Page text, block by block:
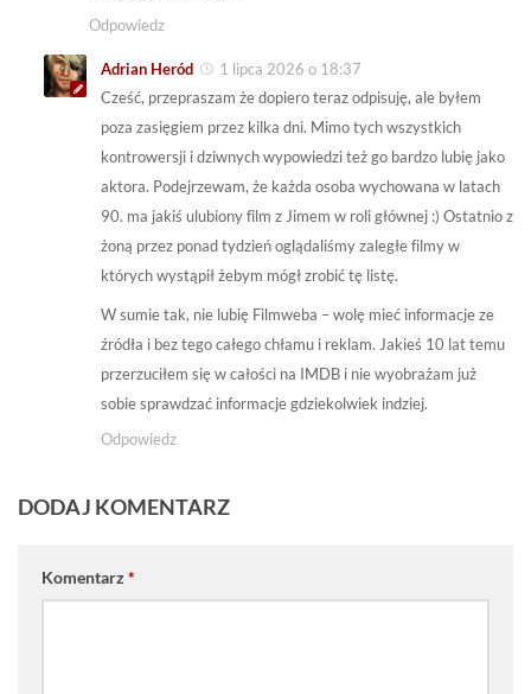
Odpowiedz
Adrian Heród
1 lipca 2026 o 18:37
Cześć, przepraszam że dopiero teraz odpisuję, ale byłem
poza zasięgiem przez kilka dni. Mimo tych wszystkich
kontrowersji i dziwnych wypowiedzi też go bardzo lubię jako
aktora. Podejrzewam, że każda osoba wychowana w latach
90. ma jakiś ulubiony film z Jimem w roli głównej :) Ostatnio z
żoną przez ponad tydzień oglądaliśmy zaległe filmy w
których wystąpił żebym mógł zrobić tę listę.
W sumie tak, nie lubię Filmweba – wolę mieć informacje ze
źródła i bez tego całego chłamu i reklam. Jakieś 10 lat temu
przerzuciłem się w całości na IMDB i nie wyobrażam już
sobie sprawdzać informacje gdziekolwiek indziej.
Odpowiedz
DODAJ KOMENTARZ
Komentarz *